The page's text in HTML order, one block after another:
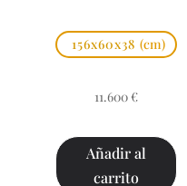
156x60x38 (cm)
11.600 €
Añadir al
carrito